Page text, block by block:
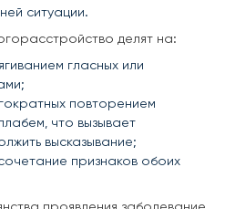
ситуации.
делят на:
гласных или
повторением
что вызывает
высказывание;
признаков обоих